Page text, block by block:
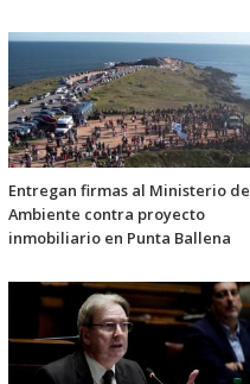
Entregan firmas al Ministerio de
Ambiente contra proyecto
inmobiliario en Punta Ballena